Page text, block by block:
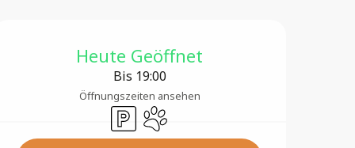
&
Heute Geöffnet
Bis 19:00
Öffnungszeiten ansehen
ParkplatzTiere erlaubt